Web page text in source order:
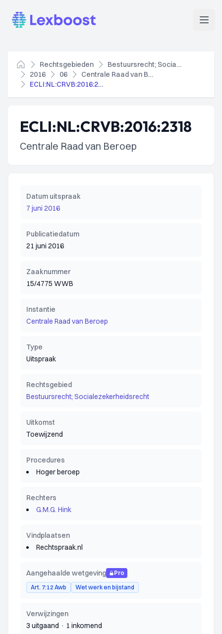
Lexboost
Home
Rechtsgebieden
Bestuursrecht; Socialezekerheidsrecht
2016
06
Centrale Raad van Beroep
ECLI:NL:CRVB:2016:2318
ECLI:NL:CRVB:2016:2318
Centrale Raad van Beroep
Datum uitspraak
7 juni 2016
Publicatiedatum
21 juni 2016
Zaaknummer
15/4775 WWB
Instantie
Centrale Raad van Beroep
Type
Uitspraak
Rechtsgebied
Bestuursrecht; Socialezekerheidsrecht
Uitkomst
Toewijzend
Procedures
Hoger beroep
Rechters
G.M.G. Hink
Vindplaatsen
Rechtspraak.nl
Aangehaalde wetgeving
Pro
Art. 7:12 Awb
Wet werk en bijstand
Verwijzingen
3 uitgaand · 1 inkomend